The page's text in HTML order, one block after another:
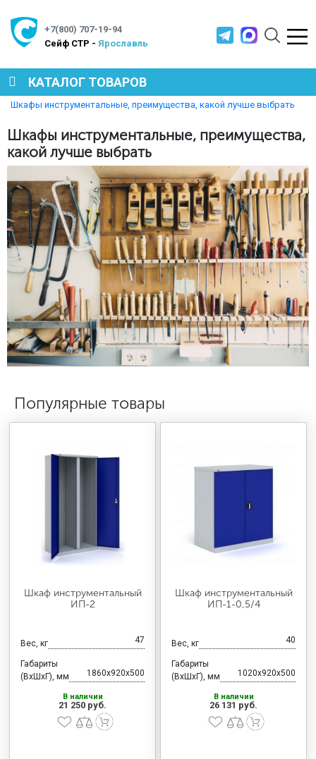
+7(800) 707-19-94
Cейф СТР - Ярославль
КАТАЛОГ ТОВАРОВ
МЕТАЛЛИЧЕСКАЯ МЕБЕЛЬ
МЕТАЛЛИЧЕСКИЕ СТЕЛЛАЖИ
ПРОИЗВОДСТВЕННАЯ МЕБЕЛЬ
МЕДИЦИНСКАЯ МЕБЕЛЬ
СИСТЕМЫ ХРАНЕНИЯ
ОФИСНАЯ МЕБЕЛЬ
Главная
Полезная информация
Шкафы инструментальные, преимущества, какой лучше выбрать
Шкафы инструментальные, преимущества,
какой лучше выбрать
Популярные товары
Шкаф инструментальный
ИП-2
Вес, кг 47
Габариты
(ВхШхГ), мм
1860x920x500
В наличии
21 250 руб.
Шкаф инструментальный
ИП-1-0,5/4
Вес, кг 40
Габариты
(ВхШхГ), мм
1020x920x500
В наличии
26 131 руб.